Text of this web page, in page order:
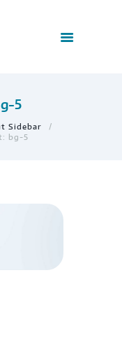
5
Sidebar
bg-5